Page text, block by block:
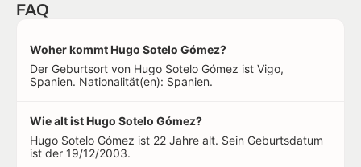
FAQ
Woher kommt Hugo Sotelo Gómez?
Der Geburtsort von Hugo Sotelo Gómez ist Vigo,
Spanien. Nationalität(en): Spanien.
Wie alt ist Hugo Sotelo Gómez?
Hugo Sotelo Gómez ist 22 Jahre alt. Sein Geburtsdatum
ist der 19/12/2003.